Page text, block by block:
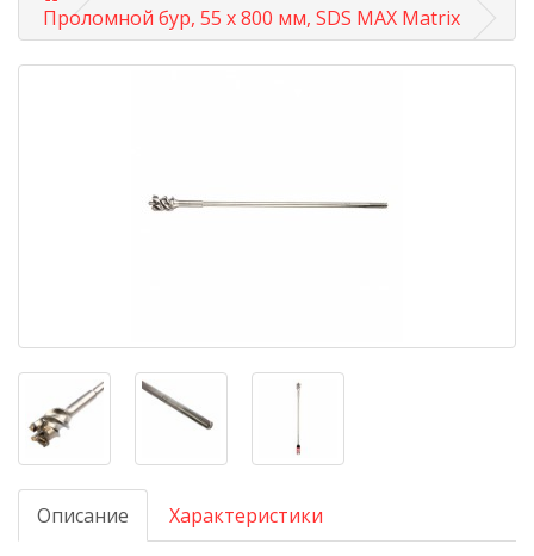
Проломной бур, 55 х 800 мм, SDS MAX Matrix
Описание Характеристики